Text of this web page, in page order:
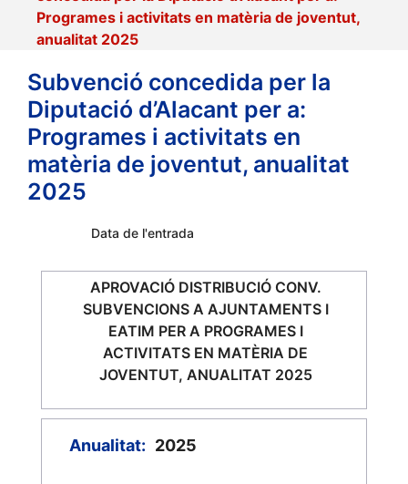
Programes i activitats en matèria de joventut,
anualitat 2025
Subvenció concedida per la
Diputació d’Alacant per a:
Programes i activitats en
matèria de joventut, anualitat
2025
Data de l'entrada
APROVACIÓ DISTRIBUCIÓ CONV.
SUBVENCIONS A AJUNTAMENTS I
EATIM PER A PROGRAMES I
ACTIVITATS EN MATÈRIA DE
JOVENTUT, ANUALITAT 2025
Anualitat: 2025